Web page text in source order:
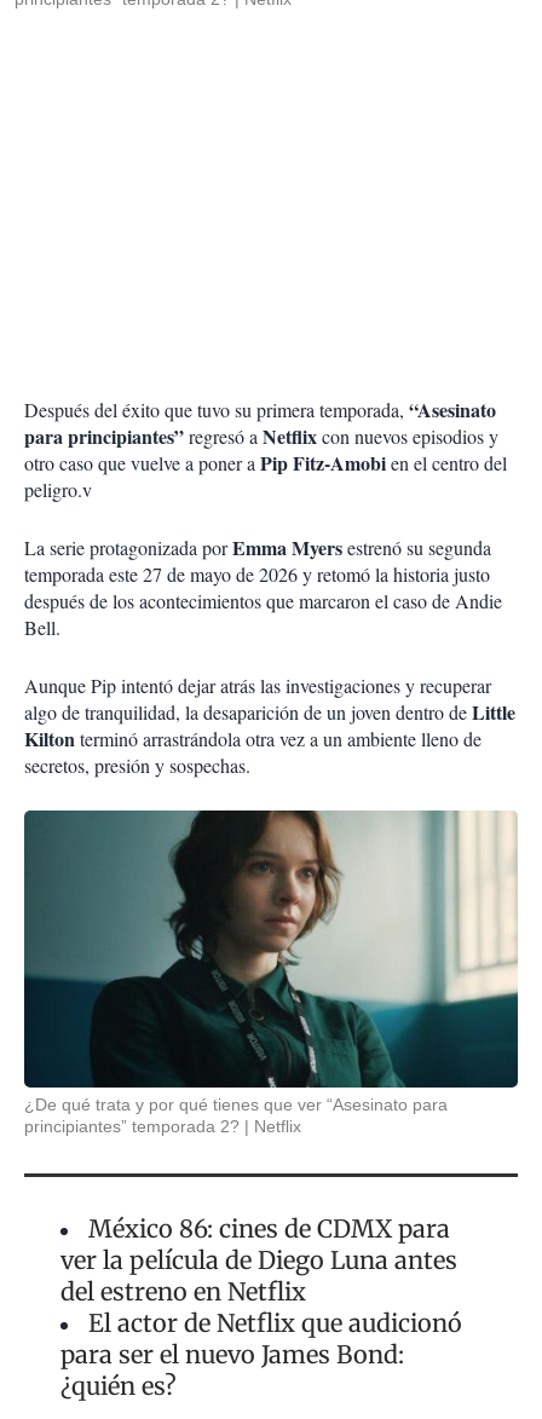
Después del éxito que tuvo su primera temporada, “Asesinato
para principiantes”regresó aNetflixcon nuevos episodios y
otro caso que vuelve a poner aPip Fitz-Amobien el centro del
peligro.v
La serie protagonizada porEmma Myersestrenó su segunda
temporada este 27 de mayo de 2026 y retomó la historia justo
después de los acontecimientos que marcaron el caso de Andie
Bell.
Aunque Pip intentó dejar atrás las investigaciones y recuperar
algo de tranquilidad, la desaparición de un joven dentro deLittle
Kiltonterminó arrastrándola otra vez a un ambiente lleno de
secretos, presión y sospechas.
¿De qué trata y por qué tienes que ver “Asesinato para
principiantes” temporada 2?
Netflix
México 86: cines de CDMX para
ver la película de Diego Luna antes
del estreno en Netflix
El actor de Netflix que audicionó
para ser el nuevo James Bond:
¿quién es?